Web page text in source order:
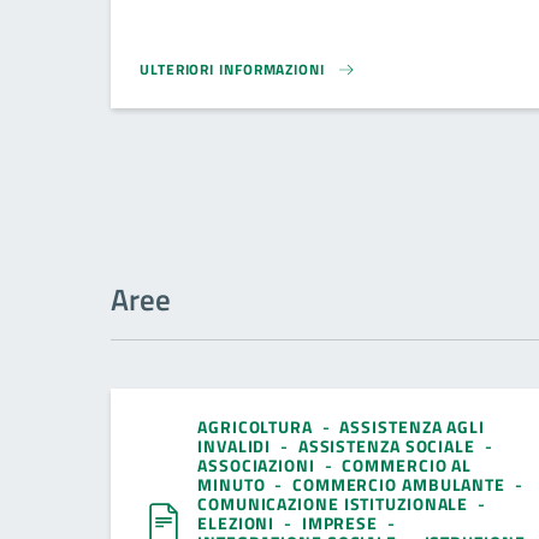
ULTERIORI INFORMAZIONI
MODULISTICA UFF. URBANISTICA EDILIZIA E AMBIENTE}
Aree
AGRICOLTURA -ASSISTENZA AGLI
INVALIDI - ASSISTENZA SOCIALE -
ASSOCIAZIONI -COMMERCIO AL
MINUTO - COMMERCIO AMBULANTE -
COMUNICAZIONE ISTITUZIONALE -
ELEZIONI - IMPRESE -